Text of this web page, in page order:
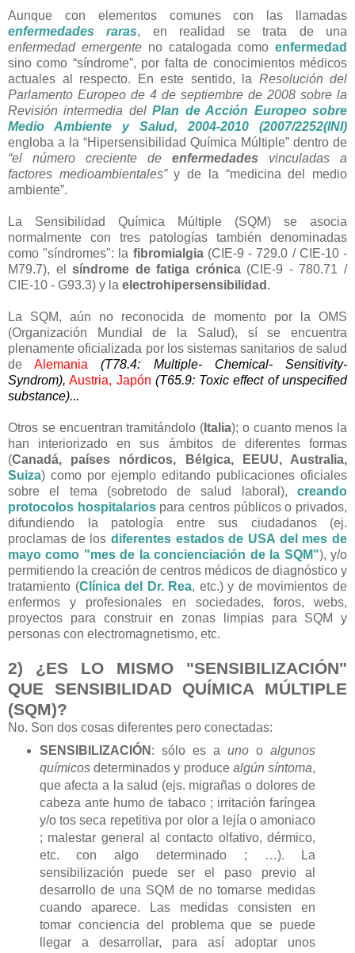
Aunque con elementos comunes con las llamadas
enfermedades raras, en realidad se trata de una
enfermedad emergente no catalogada como enfermedad
sino como “síndrome”, por falta de conocimientos médicos
actuales al respecto. En este sentido, la Resolución del
Parlamento Europeo de 4 de septiembre de 2008 sobre la
Revisión intermedia delPlan de Acción Europeo sobre
Medio Ambiente y Salud, 2004-2010 (2007/2252(INI)
engloba a la “Hipersensibilidad Química Múltiple” dentro de
“el número creciente de enfermedades vinculadas a
factores medioambientales”y de la “medicina del medio
ambiente”.
La Sensibilidad Química Múltiple (SQM) se asocia
normalmente con tres patologías también denominadas
como "síndromes": la fibromialgia(CIE-9 - 729.0 / CIE-10 -
M79.7), elsíndrome de fatiga crónica(CIE-9 - 780.71 /
CIE-10 - G93.3) y la electrohipersensibilidad .
La SQM, aún no reconocida de momento por la OMS
(Organización Mundial de la Salud), sí se encuentra
plenamente oficializada por los sistemas sanitarios de salud
deAlemania
(T78.4: Multiple- Chemical- Sensitivity-
Syndrom), Austria, Japón (T65.9: Toxic effect of unspecified
substance)...
Otros se encuentran tramitándolo ( Italia); o cuanto menos la
han interiorizado en sus ámbitos de diferentes formas
(Canadá, países nórdicos, Bélgica, EEUU, Australia,
Suiza) como por ejemplo editando publicaciones oficiales
sobre el tema (sobretodo de salud laboral), creando
protocolos hospitalariospara centros públicos o privados,
difundiendo la patología entre sus ciudadanos (ej.
proclamas de los diferentes estados de USA del mes de
mayo como "mes de la concienciación de la SQM"), y/o
permitiendo la creación de centros médicos de diagnóstico y
tratamiento (Clínica del Dr. Rea, etc.) y de movimientos de
enfermos y profesionales en sociedades, foros, webs,
proyectos para construir en zonas limpias para SQM y
personas con electromagnetismo, etc.
2) ¿ES LO MISMO "SENSIBILIZACIÓN"
QUE SENSIBILIDAD QUÍMICA MÚLTIPLE
(SQM)?
No. Son dos cosas diferentes pero conectadas:
SENSIBILIZACIÓN : sólo es aunoo algunos
químicosdeterminados y producealgún síntoma,
que afecta a la salud (ejs. migrañas o dolores de
cabeza ante humo de tabaco ; irritación faríngea
y/o tos seca repetitiva por olor a lejía o amoniaco
; malestar general al contacto olfativo, dérmico,
etc. con algo determinado ; …). La
sensibilización puede ser el paso previo al
desarrollo de una SQM de no tomarse medidas
cuando aparece. Las medidas consisten en
tomar conciencia del problema que se puede
llegar a desarrollar, para así adoptar unos